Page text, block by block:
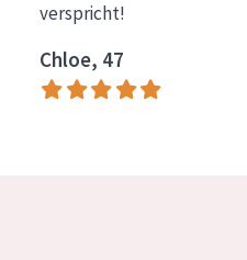
Normale bis trockene Haut
Mischhaut und fettige Haut
Reife Haut
verspricht!
Chloe, 47